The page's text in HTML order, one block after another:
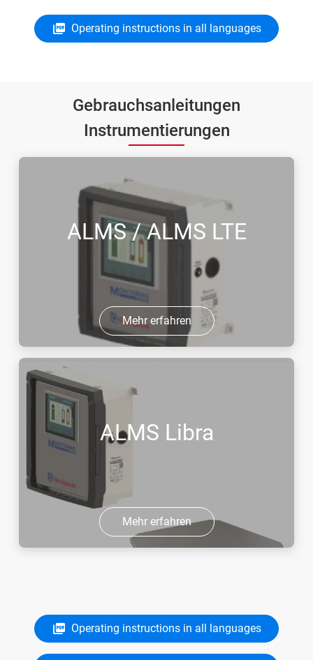
Operating instructions in all languages
Gebrauchsanleitungen
Instrumentierungen
ALMS / ALMS LTE
Mehr erfahren
ALMS Libra
Mehr erfahren
Operating instructions in all languages